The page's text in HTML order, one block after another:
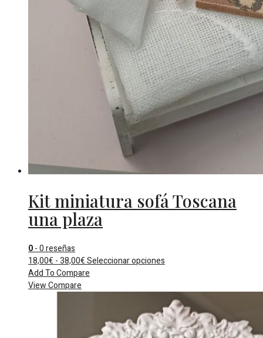
Kit miniatura sofá Toscana
una plaza
0- 0 reseñas
18,00€ -38,00€Rango
de
38,00€
Seleccionar opciones
múltiples
variantes.
Las
opciones
Add To Compare
View Compare